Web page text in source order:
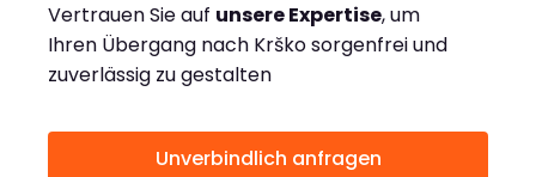
Vertrauen Sie auf unsere Expertise, um
Ihren Übergang nach Krško sorgenfrei und
zuverlässig zu gestalten
Unverbindlich anfragen